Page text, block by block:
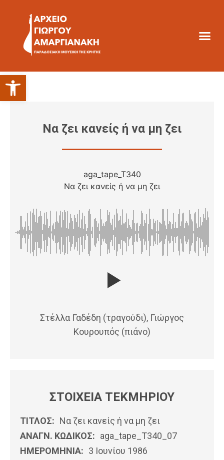
Ανοίξτε τη γραμμή εργαλείων
Να ζει κανείς ή να μη ζει
aga_tape_T340
Να ζει κανείς ή να μη ζει
Στέλλα Γαδέδη (τραγούδι), Γιώργος
Κουρουπός (πιάνο)
ΣΤΟΙΧΕΙΑ ΤΕΚΜΗΡΙΟΥ
ΤΙΤΛΟΣ: Να ζει κανείς ή να μη ζει
ΑΝΑΓΝ. ΚΩΔΙΚΟΣ: aga_tape_T340_07
ΗΜΕΡΟΜΗΝΊΑ: 3 Ιουνίου 1986